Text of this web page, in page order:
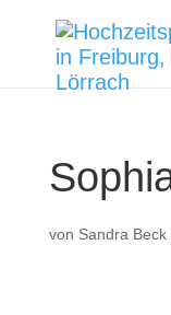
von Sandra Beck